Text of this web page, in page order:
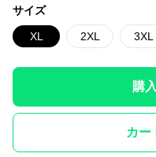
サイズ
XL 2XL 3XL
購
カー